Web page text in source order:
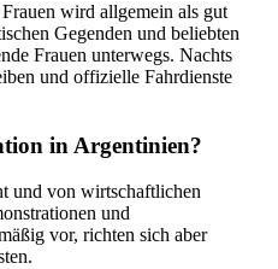
wird allgemein als gut
Gegenden und beliebten
Frauen unterwegs. Nachts
und offizielle Fahrdienste
in Argentinien?
und von wirtschaftlichen
und
vor, richten sich aber